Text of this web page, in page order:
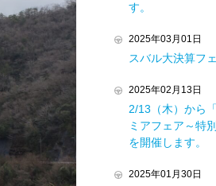
す。
2025年03月01日
スバル大決算フ
2025年02月13日
2/13（木）から
ミアフェア～特
を開催します。
2025年01月30日